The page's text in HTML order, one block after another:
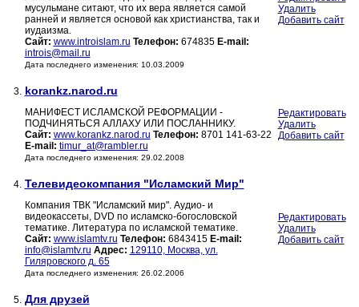
мусульмане ситают, что их вера является самой
ранней и является основой как христианства, так и
иудаизма.
Сайт: www.introislam.ru Телефон: 674835 E-mail:
introis@mail.ru
Дата последнего изменения: 10.03.2009
Удалить
Добавить сайт
3. korankz.narod.ru
МАНИФЕСТ ИСЛАМСКОЙ РЕФОРМАЦИИ -
ПОДЧИНЯТЬСЯ АЛЛАХУ ИЛИ ПОСЛАННИКУ.
Сайт: www.korankz.narod.ru Телефон: 8701 141-63-22
E-mail: timur_at@rambler.ru
Дата последнего изменения: 29.02.2008
Редактировать
Удалить
Добавить сайт
4. Телевидеокомпания "Исламский Мир"
Компания ТВК "Исламский мир". Аудио- и
видеокассеты, DVD по исламско-богословской
тематике. Литература по исламской тематике.
Сайт: www.islamtv.ru Телефон: 6843415 E-mail:
info@islamtv.ru Адрес: 129110, Москва, ул.
Гиляровского д. 65
Дата последнего изменения: 26.02.2006
Редактировать
Удалить
Добавить сайт
5. Для друзей